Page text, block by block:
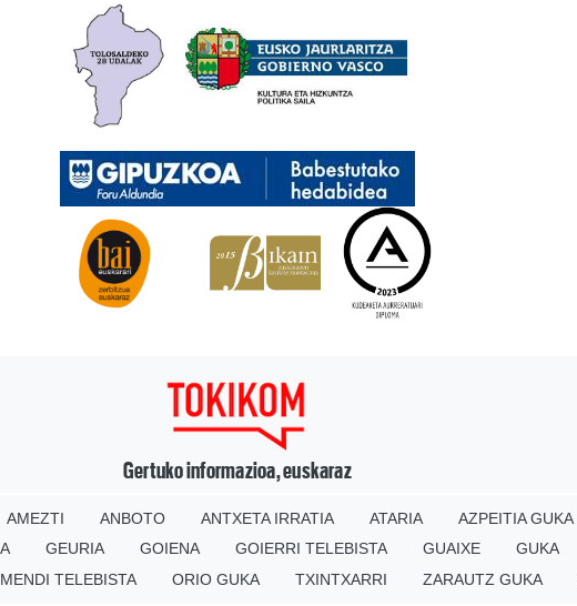
Gertuko informazioa, euskaraz
AMEZTI ANBOTO ANTXETA IRRATIA ATARIA AZPEITIA GUKA
GEURIA GOIENA GOIERRI TELEBISTA GUAIXE GUKA
TELEBISTA ORIO GUKA TXINTXARRI ZARAUTZ GUKA